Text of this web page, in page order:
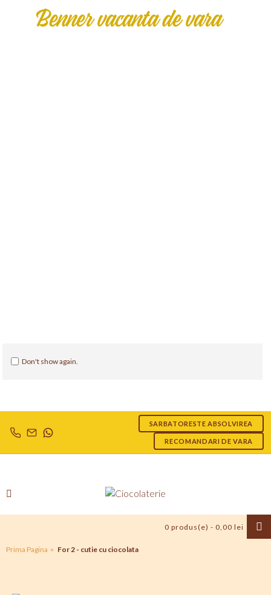
Benner vacanta de vara
Don't show again.
SARBATORESTE ABSOLVIREA
RECOMANDARI DE VARA
0 produs(e) - 0,00 lei
Prima Pagina For 2 - cutie cu ciocolata